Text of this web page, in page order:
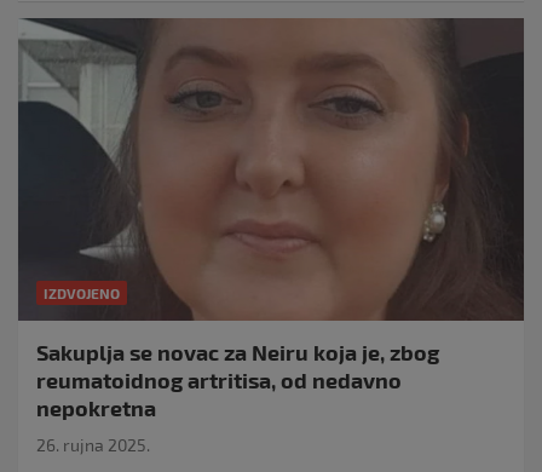
IZDVOJENO
Sakuplja se novac za Neiru koja je, zbog
reumatoidnog artritisa, od nedavno
nepokretna
26. rujna 2025.